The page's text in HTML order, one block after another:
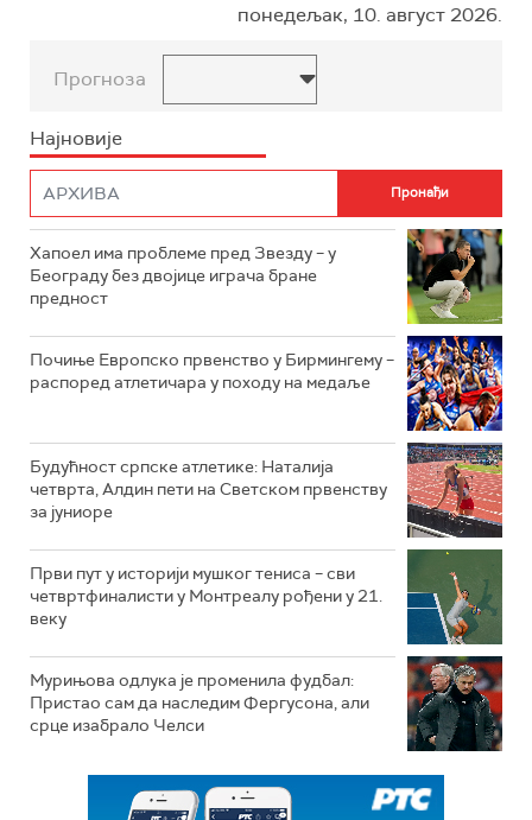
понедељак, 10. август 2026.
Прогноза
Најновије
Хапоел има проблеме пред Звезду – у
Београду без двојице играча бране
предност
Почиње Европско првенство у Бирмингему –
распоред атлетичара у походу на медаље
Будућност српске атлетике: Наталија
четврта, Алдин пети на Светском првенству
за јуниоре
Први пут у историји мушког тениса – сви
четвртфиналисти у Монтреалу рођени у 21.
веку
Мурињова одлука је променила фудбал:
Пристао сам да наследим Фергусона, али
срце изабрало Челси